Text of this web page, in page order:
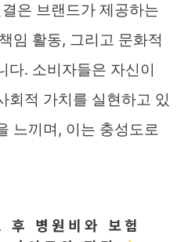
은 브랜드가 제공하는
임 활동, 그리고 문화적
다. 소비자들은 자신이
회적 가치를 실현하고 있
느끼며, 이는 충성도로
후 병원비와 보험